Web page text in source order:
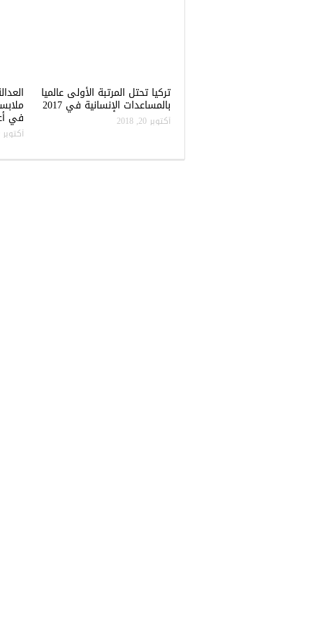
تركيا تحتل المرتبة الأولى عالميا
بالمساعدات الإنسانية في 2017
أكتوبر 20, 2018 في
أكتوبر 20, 2018